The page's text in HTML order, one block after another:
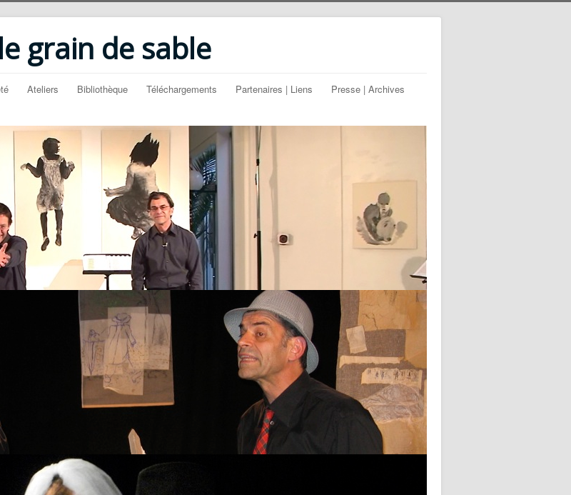
grain de sable
Ateliers Bibliothèque Téléchargements Partenaires | Liens
Presse | Archives